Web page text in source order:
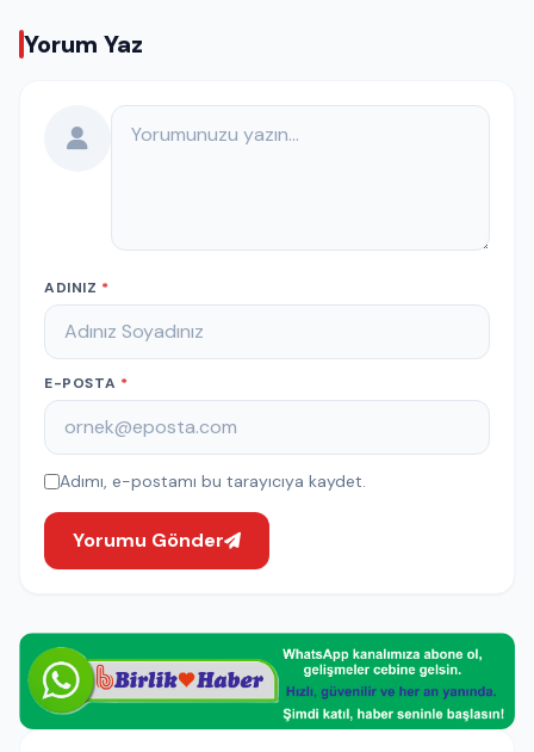
Yorum Yaz
Yorumunuz
ADINIZ *
E-POSTA *
Adımı, e-postamı bu tarayıcıya kaydet.
Yorumu Gönder